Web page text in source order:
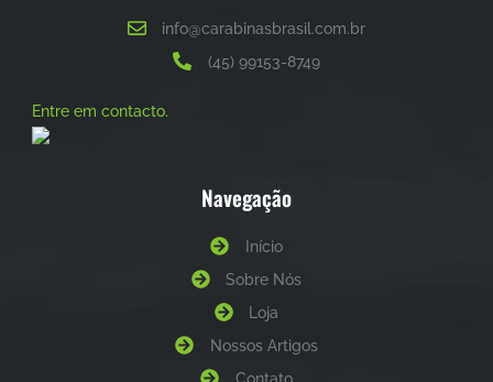
info@carabinasbrasil.com.br
(45) 99153-8749
Entre em contacto.
Navegação
Início
Sobre Nós
Loja
Nossos Artigos
Contato